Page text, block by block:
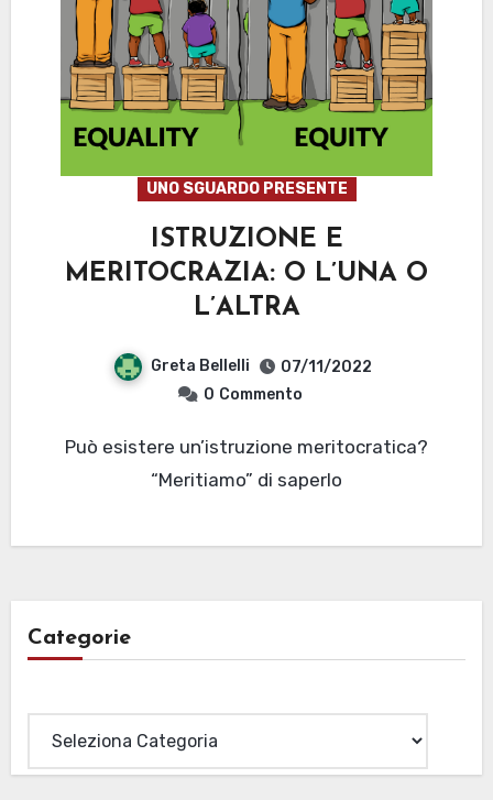
UNO SGUARDO PRESENTE
ISTRUZIONE E
MERITOCRAZIA: O L’UNA O
L’ALTRA
Greta Bellelli
07/11/2022
0 Commento
Può esistere un’istruzione meritocratica?
“Meritiamo” di saperlo
Categorie